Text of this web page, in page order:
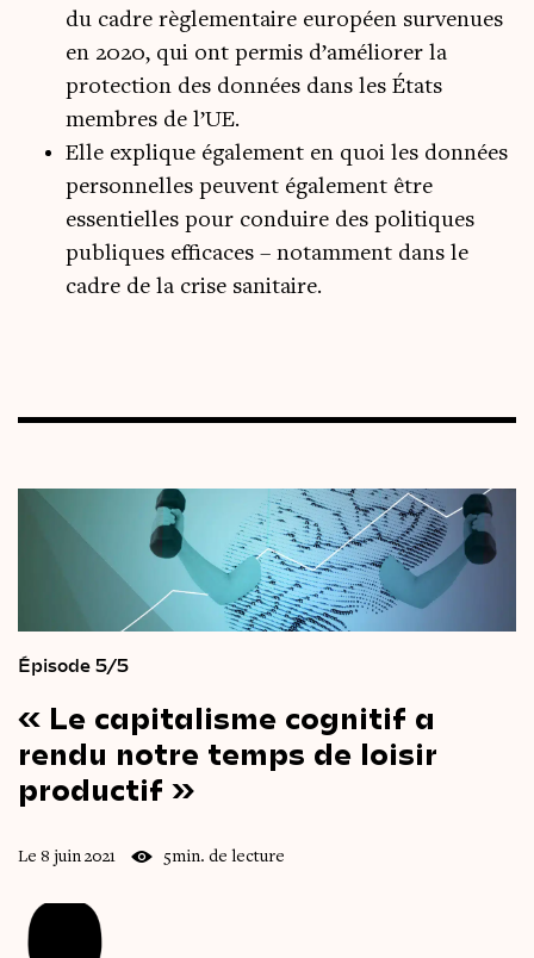
du cadre règlementaire européen survenues
en 2020, qui ont permis d’améliorer la
protection des données dans les États
membres de l’UE.
Elle explique également en quoi les données
personnelles peuvent également être
essentielles pour conduire des politiques
publiques efficaces – notamment dans le
cadre de la crise sanitaire.
Épisode 5/5
« Le capitalisme cognitif a
rendu notre temps de loisir
productif »
Le 8 juin 2021 5min. de lecture